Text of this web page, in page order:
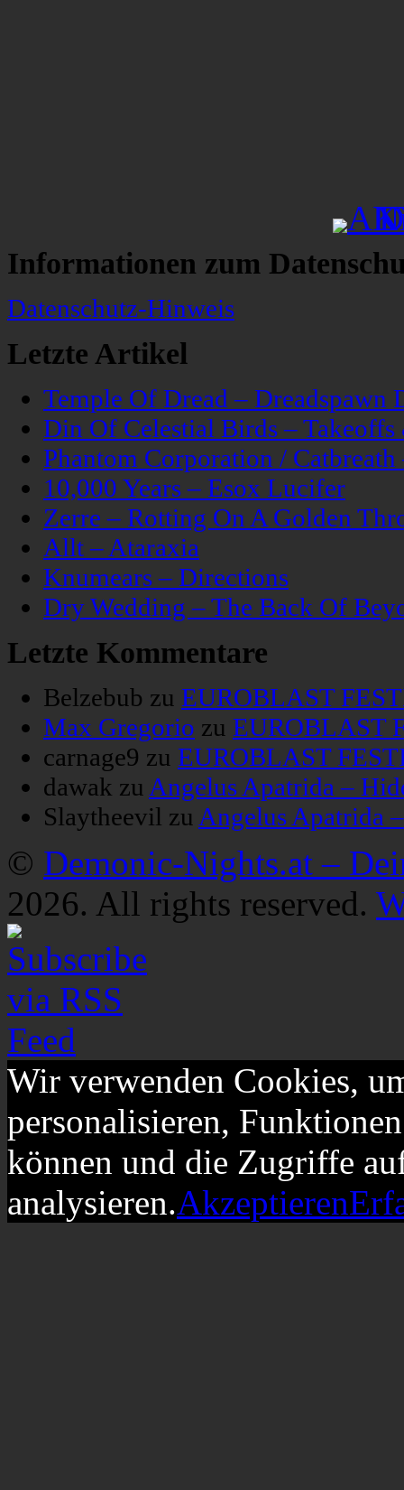
Informationen zum
Datenschutz-Hinweis
Letzte Artikel
Temple Of Dread – Dreadspawn
Din Of Celestial Birds –
Phantom Corporation /
10,000 Years – Esox Lucifer
Zerre – Rotting On A Golden
Allt – Ataraxia
Knumears – Directions
Dry Wedding – The Back Of
Letzte Kommentare
Belzebub zu EUROBLAST
Max Gregorio zu EUROBLAST
carnage9 zu EUROBLAST
dawak zu Angelus Apatrida –
Slaytheevil zu Angelus Apatrida
© Demonic-Nights.at –
2026. All rights reserved.
Wir verwenden Cookies,
personalisieren,
können und die Zugriffe
analysieren.Akzeptieren